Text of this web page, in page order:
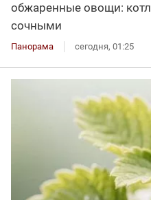
обжаренные овощи:
сочными
Панорама сегодня, 01:25